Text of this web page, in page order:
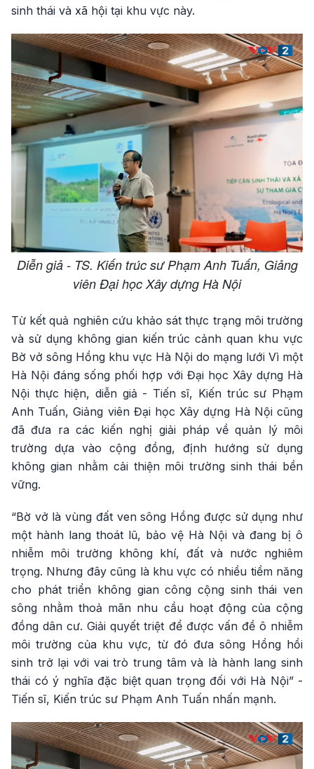
sinh thái và xã hội tại khu vực này.
Diễn giả - TS. Kiến trúc sư Phạm Anh Tuấn, Giảng
viên Đại học Xây dựng Hà Nội
Từ kết quả nghiên cứu khảo sát thực trạng môi trường
và sử dụng không gian kiến trúc cảnh quan khu vực
Bờ vở sông Hồng khu vực Hà Nội do mạng lưới Vì một
Hà Nội đáng sống phối hợp với Đại học Xây dựng Hà
Nội thực hiện, diễn giả - Tiến sĩ, Kiến trúc sư Phạm
Anh Tuấn, Giảng viên Đại học Xây dựng Hà Nội cũng
đã đưa ra các kiến nghị giải pháp về quản lý môi
trường dựa vào cộng đồng, định hướng sử dụng
không gian nhằm cải thiện môi trường sinh thái bền
vững.
“Bờ vở là vùng đất ven sông Hồng được sử dụng như
một hành lang thoát lũ, bảo vệ Hà Nội và đang bị ô
nhiễm môi trường không khí, đất và nước nghiêm
trọng. Nhưng đây cũng là khu vực có nhiều tiềm năng
cho phát triển không gian công cộng sinh thái ven
sông nhằm thoả mãn nhu cầu hoạt động của cộng
đồng dân cư. Giải quyết triệt để được vấn đề ô nhiễm
môi trường của khu vực, từ đó đưa sông Hồng hồi
sinh trở lại với vai trò trung tâm và là hành lang sinh
thái có ý nghĩa đặc biệt quan trọng đối với Hà Nội” -
Tiến sĩ, Kiến trúc sư Phạm Anh Tuấn nhấn mạnh.